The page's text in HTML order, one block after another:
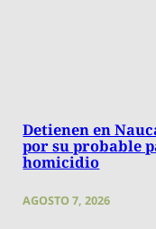
Detienen en
por su probable
homicidio
AGOSTO 7, 2026